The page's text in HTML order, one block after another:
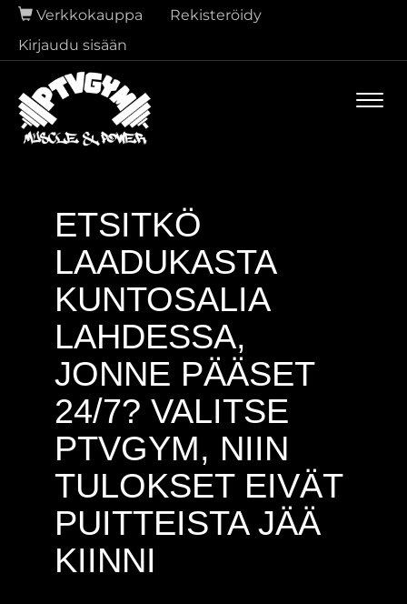
Verkkokauppa
Rekisteröidy
Kirjaudu sisään
ETSITKÖ
LAADUKASTA
KUNTOSALIA
LAHDESSA,
JONNE PÄÄSET
24/7? VALITSE
PTVGYM, NIIN
TULOKSET EIVÄT
PUITTEISTA JÄÄ
KIINNI